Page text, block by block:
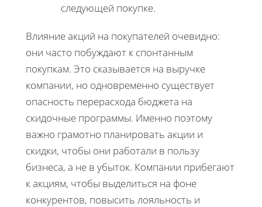
следующей покупке.
Влияние акций на покупателей очевидно:
они часто побуждают к спонтанным
покупкам. Это сказывается на выручке
компании, но одновременно существует
опасность перерасхода бюджета на
скидочные программы. Именно поэтому
важно грамотно планировать акции и
скидки, чтобы они работали в пользу
бизнеса, а не в убыток. Компании прибегают
к акциям, чтобы выделиться на фоне
конкурентов, повысить лояльность и